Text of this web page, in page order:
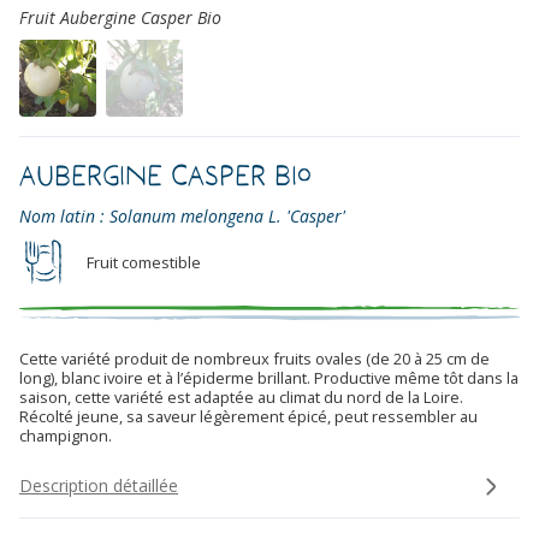
Fruit Aubergine Casper Bio
Aubergine Casper Bio
Nom latin : Solanum melongena L. 'Casper'
Fruit comestible
Cette variété produit de nombreux fruits ovales (de 20 à 25 cm de
long), blanc ivoire et à l’épiderme brillant. Productive même tôt dans la
saison, cette variété est adaptée au climat du nord de la Loire.
Récolté jeune, sa saveur légèrement épicé, peut ressembler au
champignon.
Description détaillée